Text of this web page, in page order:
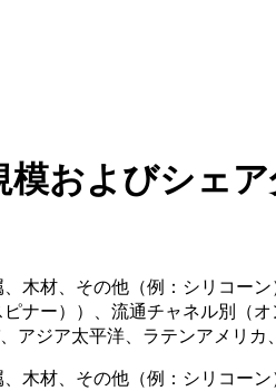
およびシェ
木材、その他（例：シリコ
ナー））、流通チャネル別
ジア太平洋、ラテンアメリ
木材、その他（例：シリコ